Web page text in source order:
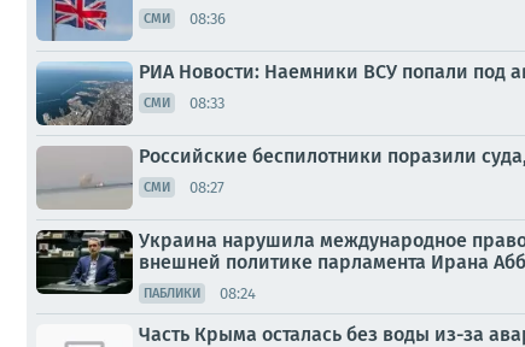
СМИ 08:36
РИА Новости: Наемники ВСУ попали под
СМИ 08:33
Российские беспилотники поразили
СМИ 08:27
Украина нарушила международное
внешней политике парламента Ирана
ПАБЛИКИ 08:24
Часть Крыма осталась без воды из-за